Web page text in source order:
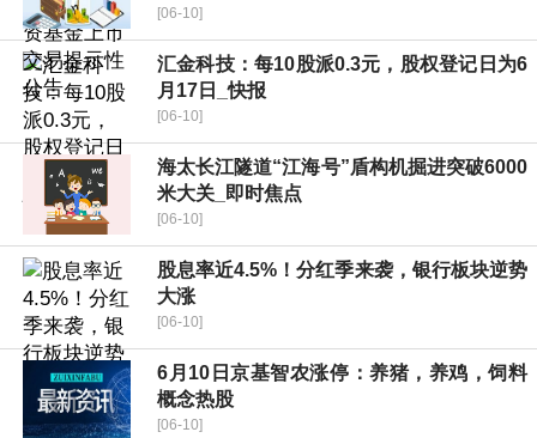
[06-10]
汇金科技：每10股派0.3元，股权登记日为6
月17日_快报
[06-10]
海太长江隧道“江海号”盾构机掘进突破6000
米大关_即时焦点
[06-10]
股息率近4.5%！分红季来袭，银行板块逆势
大涨
[06-10]
6月10日京基智农涨停：养猪，养鸡，饲料
概念热股
[06-10]